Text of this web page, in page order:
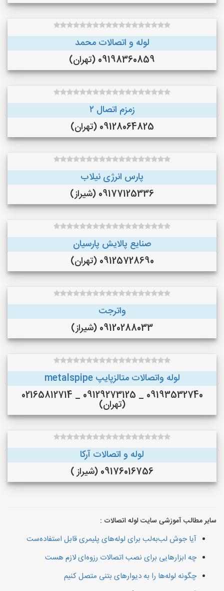
لوله و اتصالات محمد
09198360859 (تهران)
زمزم اتصال ۲
09128064825 (تهران)
پارس انرژی نیلاب
09177125336 (شیراز)
صنایع پالایش پارسیان
09125728690 (تهران)
واترجت
09120288033 (شیراز)
لوله واتصالات متالزپایپ metalspipe
09193532740 _ 09129273125 _ 02165812714
(تهران)
لوله و اتصالات آرکا
09176016756 (شیراز )
سایر مطالب آموزشی سایت لوله اتصالات :
آیا جوش لب‌به‌لب برای لوله‌های پلیمری قابل استفاده‌ست
چه ابزارهایی برای نصب اتصالات رزوه‌ای لازم هست
چگونه لوله‌ها را به دیوارهای بتنی متصل کنیم